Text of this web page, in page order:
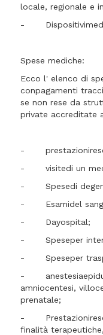
locale, regionale e
-
Spese mediche:
Ecco l' elenco di
conpagamenti
se non rese da
private accreditate
- prestazionirese
- visitedi un
- Spesedi
- Esamidel
- Dayospital;
- Speseper
- Speseper
-
amniocentesi,
prenatale;
- Prestazionirese
finalità